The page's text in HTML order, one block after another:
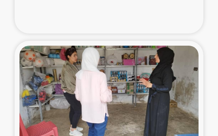
デニヤヤ小規模紅茶農家支援
コーヒー生産者支援
アイナロ県マウベシ郡でのコーヒー畑改善事業
ベイルート大規模爆発被災者支援